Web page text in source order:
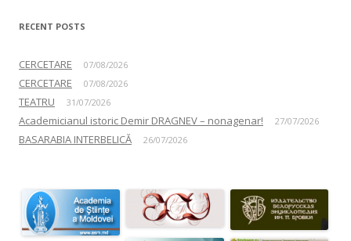
RECENT POSTS
CERCETARE 07/08/2026
CERCETARE 07/08/2026
TEATRU 31/07/2026
Academicianul istoric Demir DRAGNEV – nonagenar! 27/07/2026
BASARABIA INTERBELICĂ 26/07/2026